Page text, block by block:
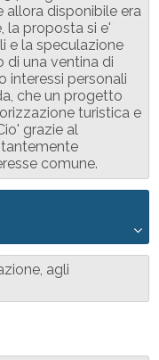
disponibile era
la proposta si e'
e la speculazione
di una ventina di
interessi personali
che un progetto
turistica e
grazie al
comune.
agli